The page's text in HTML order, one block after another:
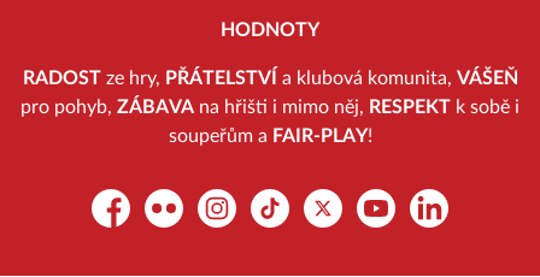
HODNOTY
RADOSTze hry, PŘÁTELSTVÍ a klubová komunita, VÁŠEŇ
pro pohyb, ZÁBAVA na hřišti i mimo něj, RESPEKT k sobě i
soupeřům a FAIR-PLAY!
FacebookFlickr Instagram
TikTok Platform X
YouTubeLinkedIn